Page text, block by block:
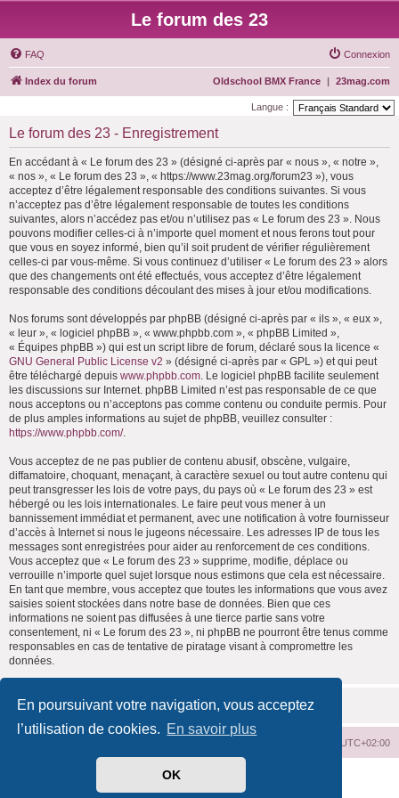
En poursuivant votre navigation, vous acceptez
l’utilisation de cookies. En savoir plus
OK
Le forum des 23
FAQ Connexion
Index du forum 23mag.com
|
Oldschool BMX France
Langue :
Le forum des 23 - Enregistrement
En accédant à « Le forum des 23 » (désigné ci-après par « nous », « notre »,
« nos », « Le forum des 23 », « https://www.23mag.org/forum23 »), vous
acceptez d’être légalement responsable des conditions suivantes. Si vous
n’acceptez pas d’être légalement responsable de toutes les conditions
suivantes, alors n’accédez pas et/ou n’utilisez pas « Le forum des 23 ». Nous
pouvons modifier celles-ci à n’importe quel moment et nous ferons tout pour
que vous en soyez informé, bien qu’il soit prudent de vérifier régulièrement
celles-ci par vous-même. Si vous continuez d’utiliser « Le forum des 23 » alors
que des changements ont été effectués, vous acceptez d’être légalement
responsable des conditions découlant des mises à jour et/ou modifications.
Nos forums sont développés par phpBB (désigné ci-après par « ils », « eux »,
« leur », « logiciel phpBB », « www.phpbb.com », « phpBB Limited »,
« Équipes phpBB ») qui est un script libre de forum, déclaré sous la licence «
GNU General Public License v2 » (désigné ci-après par « GPL ») et qui peut
être téléchargé depuis www.phpbb.com. Le logiciel phpBB facilite seulement
les discussions sur Internet. phpBB Limited n’est pas responsable de ce que
nous acceptons ou n’acceptons pas comme contenu ou conduite permis. Pour
de plus amples informations au sujet de phpBB, veuillez consulter :
https://www.phpbb.com/.
Vous acceptez de ne pas publier de contenu abusif, obscène, vulgaire,
diffamatoire, choquant, menaçant, à caractère sexuel ou tout autre contenu qui
peut transgresser les lois de votre pays, du pays où « Le forum des 23 » est
hébergé ou les lois internationales. Le faire peut vous mener à un
bannissement immédiat et permanent, avec une notification à votre fournisseur
d’accès à Internet si nous le jugeons nécessaire. Les adresses IP de tous les
messages sont enregistrées pour aider au renforcement de ces conditions.
Vous acceptez que « Le forum des 23 » supprime, modifie, déplace ou
verrouille n’importe quel sujet lorsque nous estimons que cela est nécessaire.
En tant que membre, vous acceptez que toutes les informations que vous avez
saisies soient stockées dans notre base de données. Bien que ces
informations ne soient pas diffusées à une tierce partie sans votre
consentement, ni « Le forum des 23 », ni phpBB ne pourront être tenus comme
responsables en cas de tentative de piratage visant à compromettre les
données.
UTC+02:00
phpBB ® Forum Software © phpBB Limited
phpBB-fr.com